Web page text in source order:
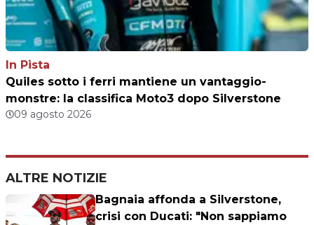
In Pista
Quiles sotto i ferri mantiene un vantaggio-
monstre: la classifica Moto3 dopo Silverstone
09 agosto 2026
ALTRE NOTIZIE
Bagnaia affonda a Silverstone,
crisi con Ducati: "Non sappiamo